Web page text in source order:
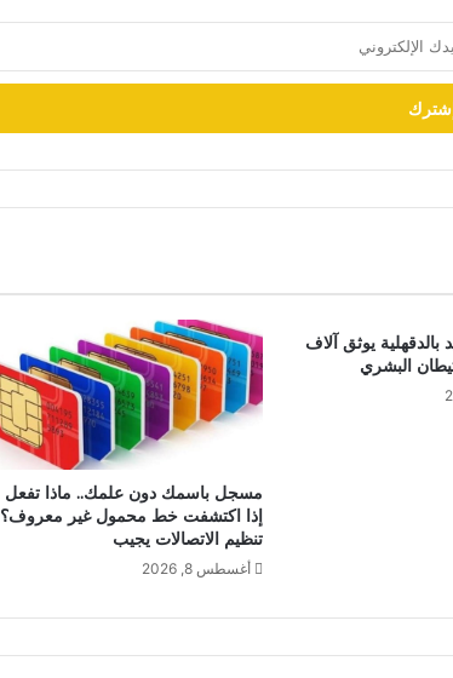
يوثق آلاف
البشري
مسجل باسمك دون علمك.. ماذا تفعل
إذا اكتشفت خط محمول غير معروف؟
تنظيم الاتصالات يجيب
أغسطس 8, 2026